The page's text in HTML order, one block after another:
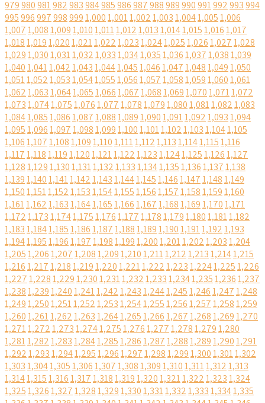
979980981982983984985986987988989990991992993994
9959969979989991,0001,0011,0021,0031,0041,0051,006
1,0071,0081,0091,0101,0111,0121,0131,0141,0151,0161,017
1,0181,0191,0201,0211,0221,0231,0241,0251,0261,0271,028
1,0291,0301,0311,0321,0331,0341,0351,0361,0371,0381,039
1,0401,0411,0421,0431,0441,0451,0461,0471,0481,0491,050
1,0511,0521,0531,0541,0551,0561,0571,0581,0591,0601,061
1,0621,0631,0641,0651,0661,0671,0681,0691,0701,0711,072
1,0731,0741,0751,0761,0771,0781,0791,0801,0811,0821,083
1,0841,0851,0861,0871,0881,0891,0901,0911,0921,0931,094
1,0951,0961,0971,0981,0991,1001,1011,1021,1031,1041,105
1,1061,1071,1081,1091,1101,1111,1121,1131,1141,1151,116
1,1171,1181,1191,1201,1211,1221,1231,1241,1251,1261,127
1,1281,1291,1301,1311,1321,1331,1341,1351,1361,1371,138
1,1391,1401,1411,1421,1431,1441,1451,1461,1471,1481,149
1,1501,1511,1521,1531,1541,1551,1561,1571,1581,1591,160
1,1611,1621,1631,1641,1651,1661,1671,1681,1691,1701,171
1,1721,1731,1741,1751,1761,1771,1781,1791,1801,1811,182
1,1831,1841,1851,1861,1871,1881,1891,1901,1911,1921,193
1,1941,1951,1961,1971,1981,1991,2001,2011,2021,2031,204
1,2051,2061,2071,2081,2091,2101,2111,2121,2131,2141,215
1,2161,2171,2181,2191,2201,2211,2221,2231,2241,2251,226
1,2271,2281,2291,2301,2311,2321,2331,2341,2351,2361,237
1,2381,2391,2401,2411,2421,2431,2441,2451,2461,2471,248
1,2491,2501,2511,2521,2531,2541,2551,2561,2571,2581,259
1,2601,2611,2621,2631,2641,2651,2661,2671,2681,2691,270
1,2711,2721,2731,2741,2751,2761,2771,2781,2791,280
1,2811,2821,2831,2841,2851,2861,2871,2881,2891,2901,291
1,2921,2931,2941,2951,2961,2971,2981,2991,3001,3011,302
1,3031,3041,3051,3061,3071,3081,3091,3101,3111,3121,313
1,3141,3151,3161,3171,3181,3191,3201,3211,3221,3231,324
1,3251,3261,3271,3281,3291,3301,3311,3321,3331,3341,335